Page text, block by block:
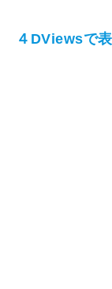
４DViewsで